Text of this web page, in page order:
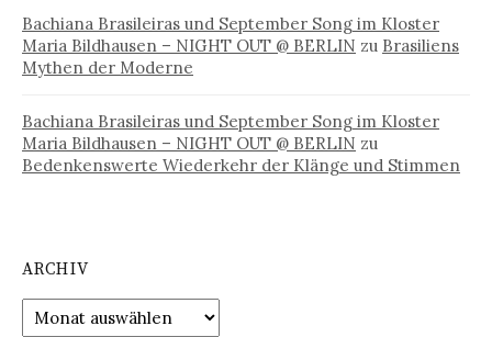
Bachiana Brasileiras und September Song im Kloster
Maria Bildhausen – NIGHT OUT @ BERLIN zu Brasiliens
Mythen der Moderne
Bachiana Brasileiras und September Song im Kloster
Maria Bildhausen – NIGHT OUT @ BERLIN zu
Bedenkenswerte Wiederkehr der Klänge und Stimmen
ARCHIV
Archiv